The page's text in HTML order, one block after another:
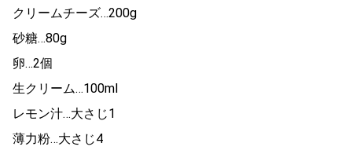
クリームチーズ…200g
砂糖…80g
卵…2個
生クリーム…100ml
レモン汁…大さじ1
薄力粉…大さじ4